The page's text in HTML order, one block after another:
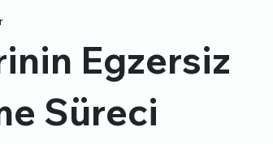
Egzersiz
Süreci